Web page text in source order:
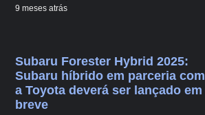
9 meses atrás
Subaru Forester Hybrid 2025:
Subaru híbrido em parceria com
a Toyota deverá ser lançado em
breve